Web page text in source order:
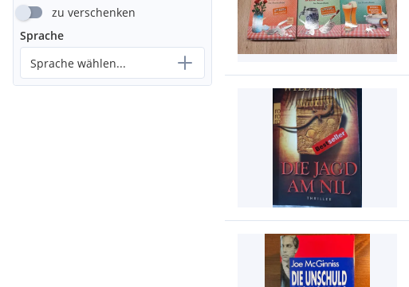
zu verschenken
Sprache
Sprache wählen...